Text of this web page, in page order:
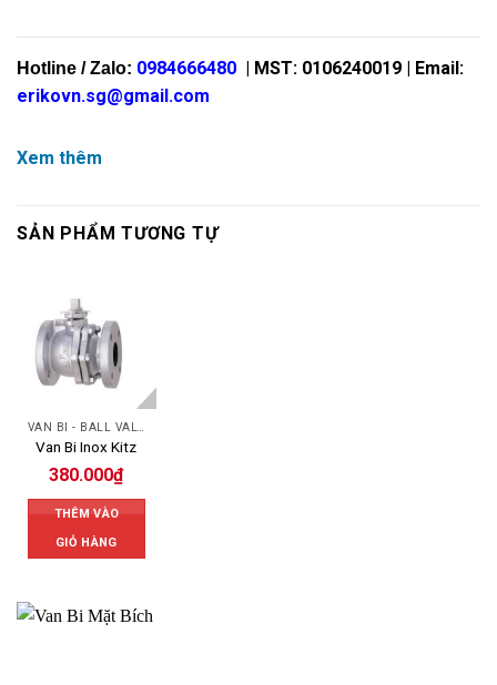
Hotline / Zalo: 0984666480
| MST: 0106240019 | Email:
erikovn.sg@gmail.com
Xem thêm
SẢN PHẨM TƯƠNG TỰ
Van Bi Inox Kitz
380.000₫
THÊM VÀO
GIỎ HÀNG